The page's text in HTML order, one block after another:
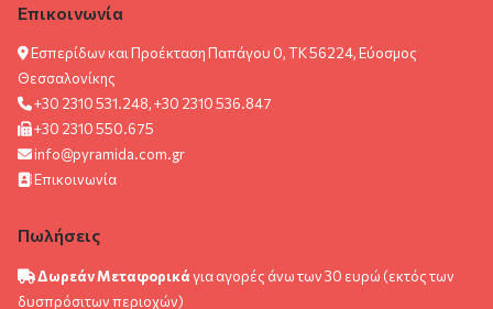
Επικοινωνία
Εσπερίδων και Προέκταση Παπάγου 0, ΤΚ 56224, Εύοσμος
Θεσσαλονίκης
+30 2310 531.248, +30 2310 536.847
+30 2310 550.675
info@pyramida.com.gr
Επικοινωνία
Πωλήσεις
Δωρεάν Μεταφορικάγια αγορές άνω των 30 ευρώ (εκτός των
δυσπρόσιτων περιοχών)